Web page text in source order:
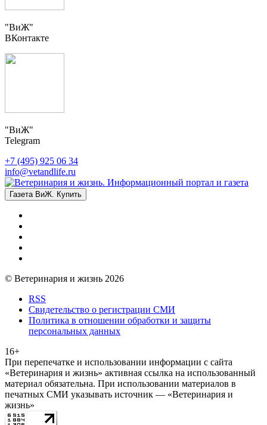
"ВиЖ"
ВКонтакте
"ВиЖ"
Telegram
+7 (495) 925 06 34
info@vetandlife.ru
Газета ВиЖ. Купить
© Ветеринария и жизнь 2026
RSS
Свидетельство о регистрации СМИ
Политика в отношении обработки и защиты
персональных данных
16+
При перепечатке и использовании информации с сайта
«Ветеринария и жизнь» активная ссылка на использованный
материал обязательна. При использовании материалов в
печатных СМИ указывать источник — «Ветеринария и
жизнь»